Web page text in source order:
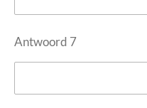
Antwoord 7